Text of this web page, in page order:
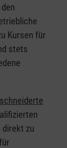
Kursen für
stets
direkt zu